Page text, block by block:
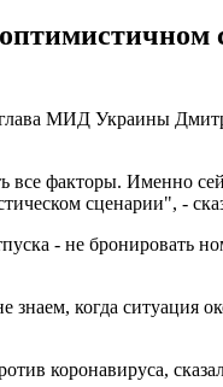
глава МИД Украины
все факторы. Именно
сценарии", -
- не бронировать
когда ситуация
коронавируса,